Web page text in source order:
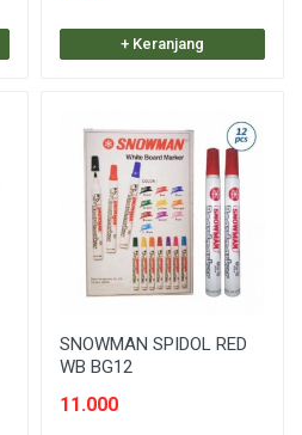
+ Keranjang
SNOWMAN SPIDOL RED
WB BG12
11.000